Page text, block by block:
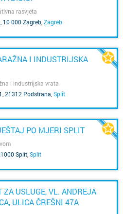
rasvjeta
10 000 Zagreb Zagreb
I INDUSTRIJSKA
i industrijska vrata
21312 Podstrana Split
PO MJERI SPLIT
Split Split
USLUGE, VL. ANDREJA
ULICA ČREŠNI 47A